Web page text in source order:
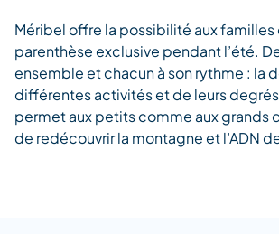
Méribel offre la possibilité aux familles
parenthèse exclusive pendant l’été.
ensemble et chacun à son rythme : la
différentes activités et de leurs
permet aux petits comme aux grands
de redécouvrir la montagne et l’ADN